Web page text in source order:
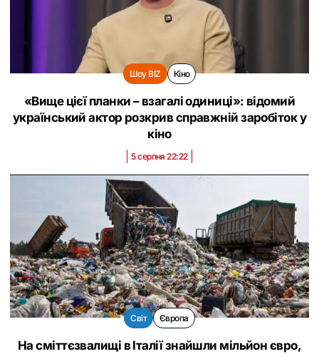
Шоу BIZ Кіно
«Вище цієї планки – взагалі одиниці»: відомий
український актор розкрив справжній заробіток у
кіно
5 серпня 22:22
Світ Європа
На сміттєзвалищі в Італії знайшли мільйон євро,